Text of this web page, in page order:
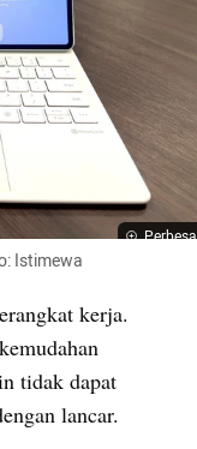
Istimewa
kerja.
tidak dapat
lancar.